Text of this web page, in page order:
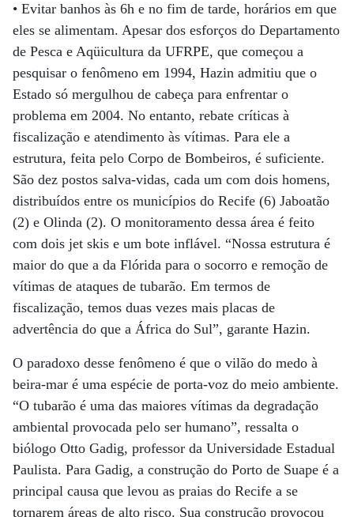
• Evitar banhos às 6h e no fim de tarde, horários em que
eles se alimentam. Apesar dos esforços do Departamento
de Pesca e Aqüicultura da UFRPE, que começou a
pesquisar o fenômeno em 1994, Hazin admitiu que o
Estado só mergulhou de cabeça para enfrentar o
problema em 2004. No entanto, rebate críticas à
fiscalização e atendimento às vítimas. Para ele a
estrutura, feita pelo Corpo de Bombeiros, é suficiente.
São dez postos salva-vidas, cada um com dois homens,
distribuídos entre os municípios do Recife (6) Jaboatão
(2) e Olinda (2). O monitoramento dessa área é feito
com dois jet skis e um bote inflável. “Nossa estrutura é
maior do que a da Flórida para o socorro e remoção de
vítimas de ataques de tubarão. Em termos de
fiscalização, temos duas vezes mais placas de
advertência do que a África do Sul”, garante Hazin.
O paradoxo desse fenômeno é que o vilão do medo à
beira-mar é uma espécie de porta-voz do meio ambiente.
“O tubarão é uma das maiores vítimas da degradação
ambiental provocada pelo ser humano”, ressalta o
biólogo Otto Gadig, professor da Universidade Estadual
Paulista. Para Gadig, a construção do Porto de Suape é a
principal causa que levou as praias do Recife a se
tornarem áreas de alto risco. Sua construção provocou